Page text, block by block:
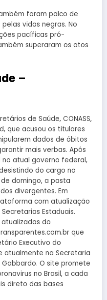
foram palco de
vidas negras. No
pacíficas pró-
superaram os atos
–
de Saúde, CONASS,
que acusou os titulares
dados de óbitos
mais verbas. Após
atual governo federal,
do cargo no
domingo, a pasta
divergentes. Em
com atualização
Estaduais.
do
que
Executivo do
atualmente na Secretaria
Gabbardo. O site promete
no Brasil, a cada
direto das bases